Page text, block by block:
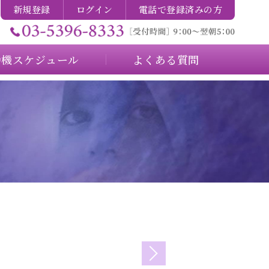
新規登録 ログイン 電話で登録済みの方
スケジュール よくある質問